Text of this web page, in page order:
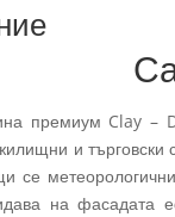
премиум Clay –
и търговски
се
на фасадата